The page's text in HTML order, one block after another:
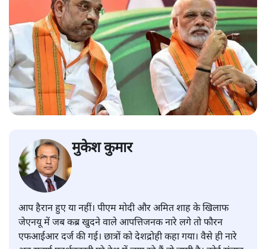
मुकेश कुमार
आप हैरान हुए या नहीं। पीएम मोदी और अमित शाह के खिलाफ
जेएनयू में जब कब्र खुदने वाले आपत्तिजनक नारे लगे तो फौरन
एफआईआर दर्ज की गई। छात्रों को देशद्रोही कहा गया। वैसे ही नारे